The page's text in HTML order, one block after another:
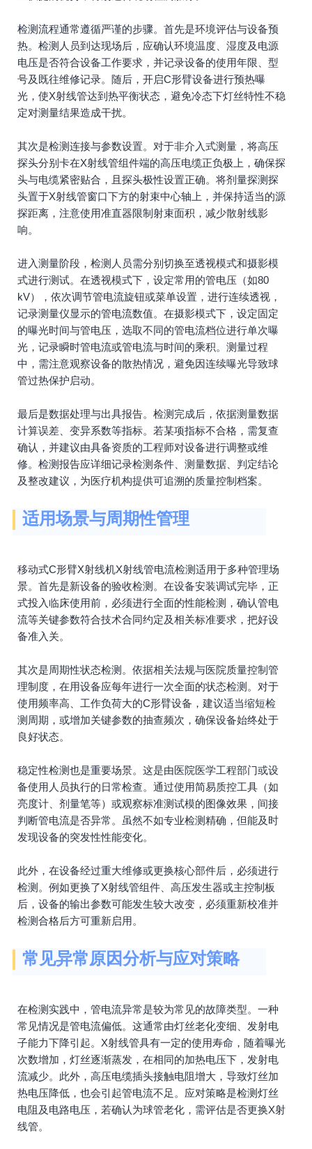
检测流程通常遵循严谨的步骤。首先是环境评估与设备预
热。检测人员到达现场后，应确认环境温度、湿度及电源
电压是否符合设备工作要求，并记录设备的使用年限、型
号及既往维修记录。随后，开启C形臂设备进行预热曝
光，使X射线管达到热平衡状态，避免冷态下灯丝特性不稳
定对测量结果造成干扰。
其次是检测连接与参数设置。对于非介入式测量，将高压
探头分别卡在X射线管组件端的高压电缆正负极上，确保探
头与电缆紧密贴合，且探头极性设置正确。将剂量探测探
头置于X射线管窗口下方的射束中心轴上，并保持适当的源
探距离，注意使用准直器限制射束面积，减少散射线影
响。
进入测量阶段，检测人员需分别切换至透视模式和摄影模
式进行测试。在透视模式下，设定常用的管电压（如80
kV），依次调节管电流旋钮或菜单设置，进行连续透视，
记录测量仪显示的管电流数值。在摄影模式下，设定固定
的曝光时间与管电压，选取不同的管电流档位进行单次曝
光，记录瞬时管电流或管电流与时间的乘积。测量过程
中，需注意观察设备的散热情况，避免因连续曝光导致球
管过热保护启动。
最后是数据处理与出具报告。检测完成后，依据测量数据
计算误差、变异系数等指标。若某项指标不合格，需复查
确认，并建议由具备资质的工程师对设备进行调整或维
修。检测报告应详细记录检测条件、测量数据、判定结论
及整改建议，为医疗机构提供可追溯的质量控制档案。
适用场景与周期性管理
移动式C形臂X射线机X射线管电流检测适用于多种管理场
景。首先是新设备的验收检测。在设备安装调试完毕，正
式投入临床使用前，必须进行全面的性能检测，确认管电
流等关键参数符合技术合同约定及相关标准要求，把好设
备准入关。
其次是周期性状态检测。依据相关法规与医院质量控制管
理制度，在用设备应每年进行一次全面的状态检测。对于
使用频率高、工作负荷大的C形臂设备，建议适当缩短检
测周期，或增加关键参数的抽查频次，确保设备始终处于
良好状态。
稳定性检测也是重要场景。这是由医院医学工程部门或设
备使用人员执行的日常检查。通过使用简易质控工具（如
亮度计、剂量笔等）或观察标准测试模的图像效果，间接
判断管电流是否异常。虽然不如专业检测精确，但能及时
发现设备的突发性性能变化。
此外，在设备经过重大维修或更换核心部件后，必须进行
检测。例如更换了X射线管组件、高压发生器或主控制板
后，设备的输出参数可能发生较大改变，必须重新校准并
检测合格后方可重新启用。
常见异常原因分析与应对策略
在检测实践中，管电流异常是较为常见的故障类型。一种
常见情况是管电流偏低。这通常由灯丝老化变细、发射电
子能力下降引起。X射线管具有一定的使用寿命，随着曝光
次数增加，灯丝逐渐蒸发，在相同的加热电压下，发射电
流减少。此外，高压电缆插头接触电阻增大，导致灯丝加
热电压降低，也会引起管电流不足。应对策略是检测灯丝
电阻及电路电压，若确认为球管老化，需评估是否更换X射
线管。